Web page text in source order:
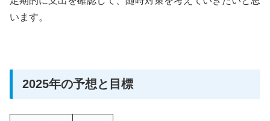
います。
2025年の予想と目標